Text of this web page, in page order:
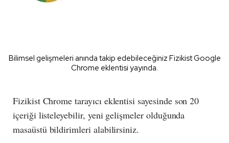
Bilimsel gelişmeleri anında takip edebileceğiniz Fizikist Google
Chrome eklentisi yayında.
Fizikist Chrome tarayıcı eklentisi sayesinde son 20
içeriği listeleyebilir, yeni gelişmeler olduğunda
masaüstü bildirimleri alabilirsiniz.